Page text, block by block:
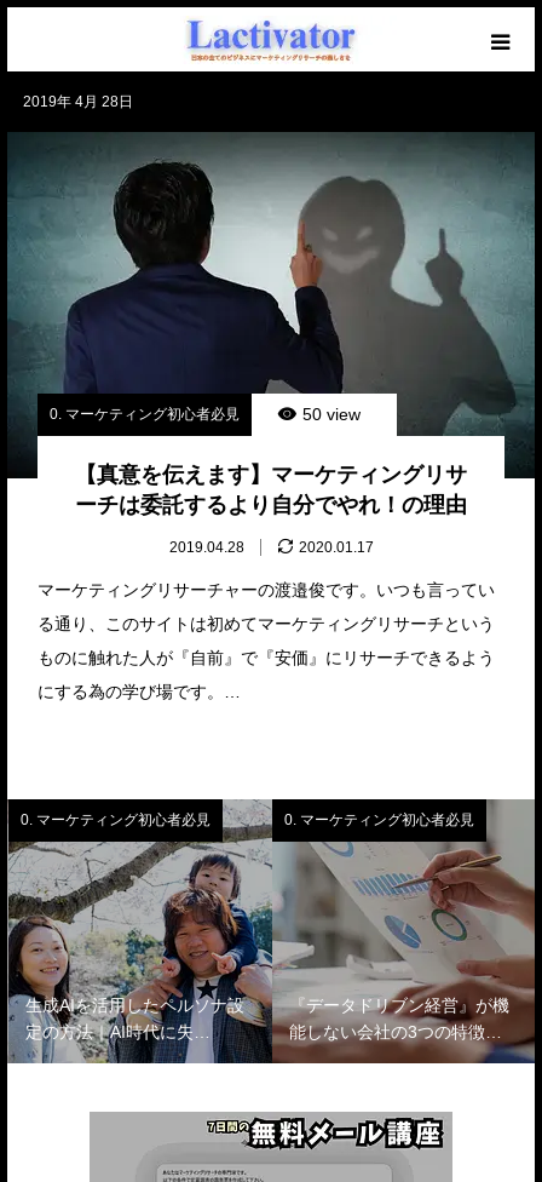
2019年 4月 28日
0. マーケティング初心者必見 50 view
【真意を伝えます】マーケティングリサ
ーチは委託するより自分でやれ！の理由
2019.04.28 2020.01.17
マーケティングリサーチャーの渡邉俊です。いつも言ってい
る通り、このサイトは初めてマーケティングリサーチという
ものに触れた人が『自前』で『安価』にリサーチできるよう
にする為の学び場です。…
0. マーケティング初心者必見
生成AIを活用したペルソナ設
定の方法｜AI時代に失…
0. マーケティング初心者必見
『データドリブン経営』が機
能しない会社の3つの特徴…
【必読】初めての方へ
マーケを学ぶブログ
無料メール講座